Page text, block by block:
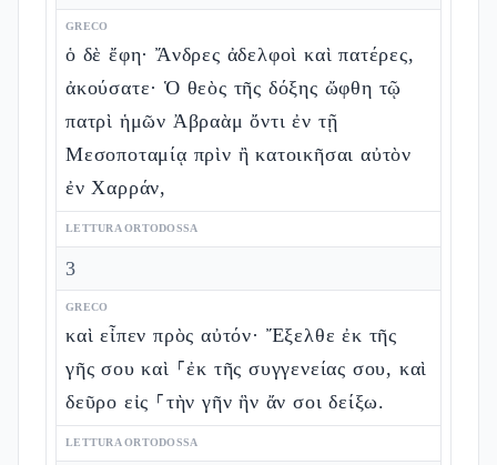
GRECO
ὁ δὲ ἔφη· Ἄνδρες ἀδελφοὶ καὶ πατέρες,
ἀκούσατε· Ὁ θεὸς τῆς δόξης ὤφθη τῷ
πατρὶ ἡμῶν Ἀβραὰμ ὄντι ἐν τῇ
Μεσοποταμίᾳ πρὶν ἢ κατοικῆσαι αὐτὸν
ἐν Χαρράν,
LETTURA ORTODOSSA
3
GRECO
καὶ εἶπεν πρὸς αὐτόν· Ἔξελθε ἐκ τῆς
γῆς σου καὶ ⸀ἐκ τῆς συγγενείας σου, καὶ
δεῦρο εἰς ⸀τὴν γῆν ἣν ἄν σοι δείξω.
LETTURA ORTODOSSA